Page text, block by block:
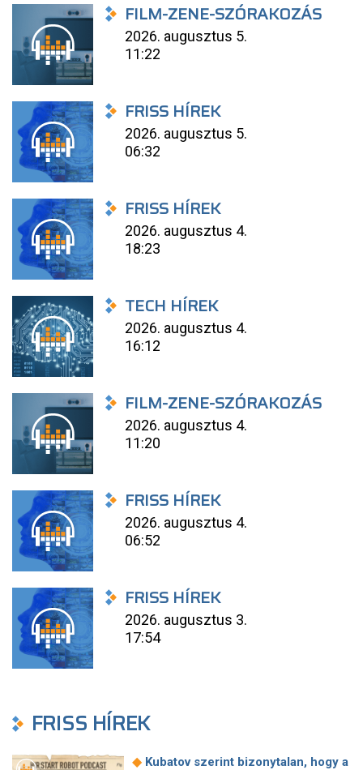
FILM-ZENE-SZÓRAKOZÁS
2026. augusztus 5.
11:22
FRISS HÍREK
2026. augusztus 5.
06:32
FRISS HÍREK
2026. augusztus 4.
18:23
TECH HÍREK
2026. augusztus 4.
16:12
FILM-ZENE-SZÓRAKOZÁS
2026. augusztus 4.
11:20
FRISS HÍREK
2026. augusztus 4.
06:52
FRISS HÍREK
2026. augusztus 3.
17:54
FRISS HÍREK
◆ Kubatov szerint bizonytalan, hogy a